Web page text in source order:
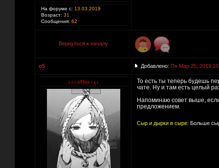
На форуме с: 13.03.2019
Возраст: 31
Сообщения: 62
Вернуться к началу
o5 Добавлено: Пн Мар 25, 2019
То есть ты теперь будешь
чате. Ну и там есть целый
Напоминаю совет выше,
предложением.
Сыр и дырки в сыре: Больше